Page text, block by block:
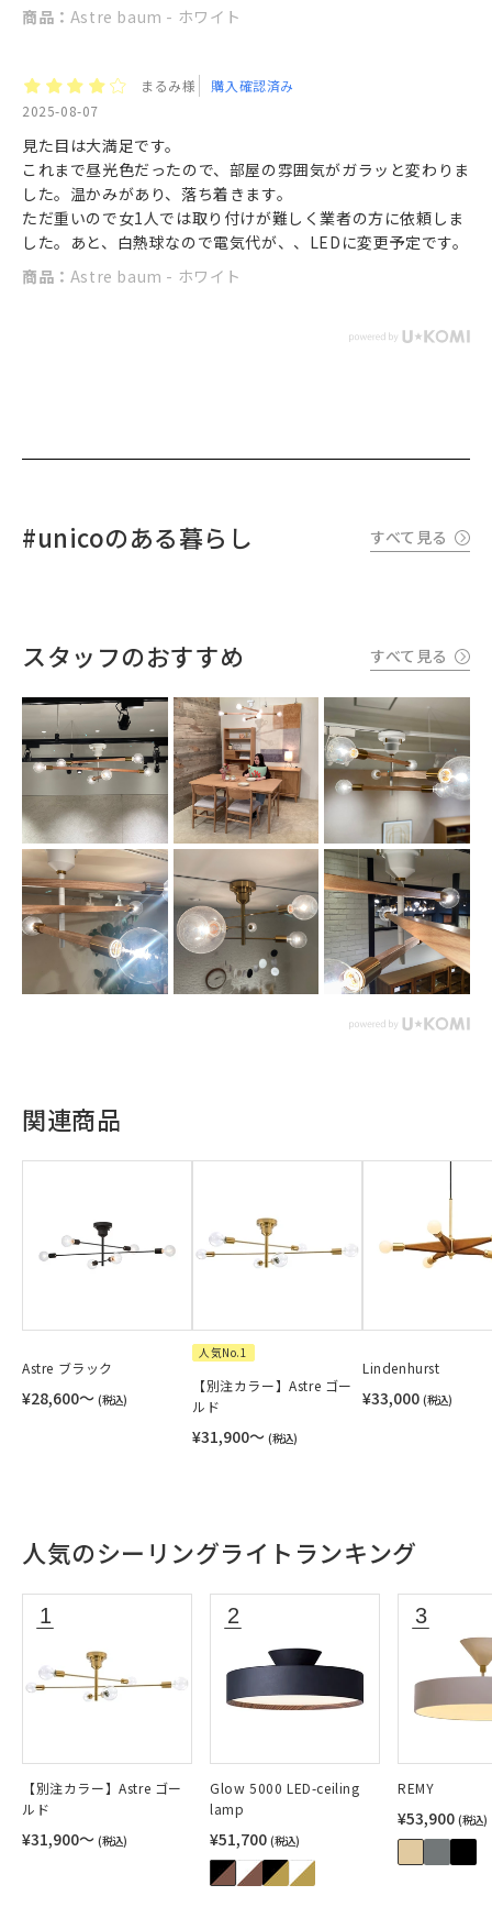
商品： Astre baum - ホワイト
まるみ様
購入確認済み
2025-08-07
見た目は大満足です。
これまで昼光色だったので、部屋の雰囲気がガラッと変わりま
した。温かみがあり、落ち着きます。
ただ重いので女1人では取り付けが難しく業者の方に依頼しま
した。あと、白熱球なので電気代が、、LEDに変更予定です。
商品： Astre baum - ホワイト
#unicoのある暮らし すべて見る
スタッフのおすすめ すべて見る
関連商品
Astre ブラック
¥28,600〜 (税込)
人気No.1
【別注カラー】Astre ゴー
ルド
¥31,900〜 (税込)
Lindenhurst
¥33,000 (税込)
人気のシーリングライトランキング
【別注カラー】Astre ゴー
ルド
¥31,900〜 (税込)
Glow 5000 LED-ceiling
lamp
¥51,700 (税込)
REMY
¥53,900 (税込)